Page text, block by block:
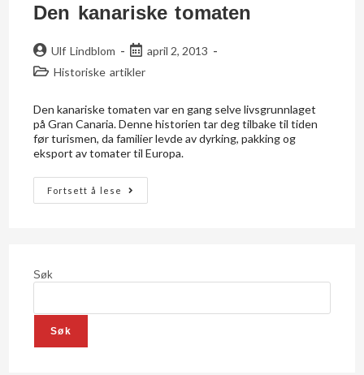
Den kanariske tomaten
Ulf Lindblom
april 2, 2013
Historiske artikler
Den kanariske tomaten var en gang selve livsgrunnlaget
på Gran Canaria. Denne historien tar deg tilbake til tiden
før turismen, da familier levde av dyrking, pakking og
eksport av tomater til Europa.
Fortsett å lese
Søk
Søk